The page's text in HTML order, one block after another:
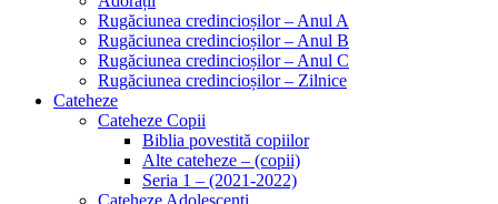
Rugăciunea credincioșilor – Anul A
Rugăciunea credincioșilor – Anul B
Rugăciunea credincioșilor – Anul C
Rugăciunea credincioșilor – Zilnice
Cateheze
Cateheze Copii
Biblia povestită copiilor
Alte cateheze – (copii)
Seria 1 – (2021-2022)
Cateheze Adolescenți